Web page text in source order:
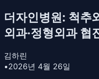
더자인병원: 척추
외과·정형외과 협
김하린
•2026년 4월 26일